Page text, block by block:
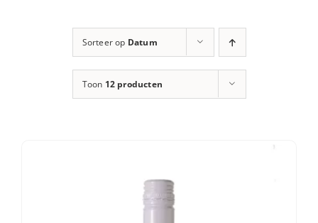
Zelf samenstellen
Sorteer op Datum
Toon 12 producten